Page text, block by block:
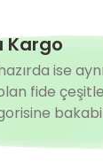
Kargo
ise
fide